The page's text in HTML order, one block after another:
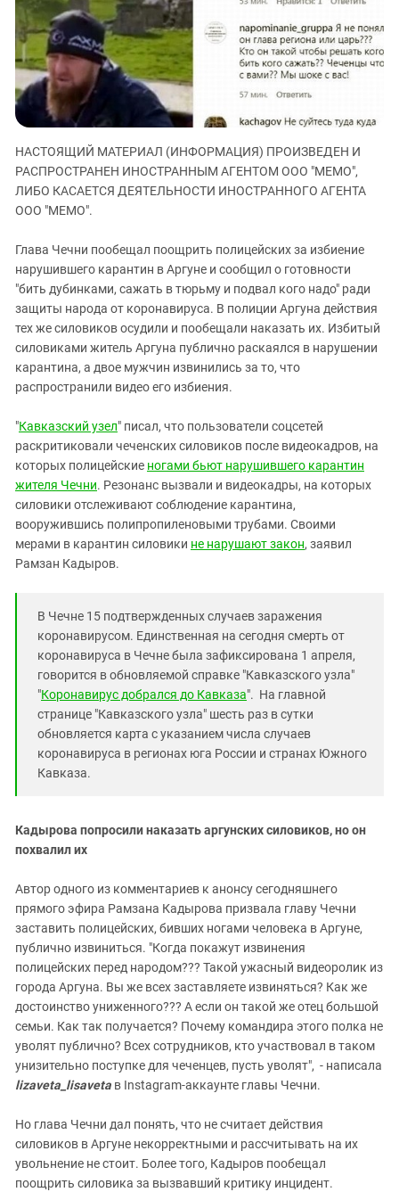
ЗАСТАВЛЯЕТ
КАВКАЗ ЗА ПАЛЕСТИНУ
ИНАКОМЫСЛИЕ В ЧЕЧНЕ
ПРЕСЛЕДОВАНИЕ АКТИВИСТОВ
МОБИЛИЗАЦИЯ И ПРОТЕСТЫ
Дагестан
Ингушетия
Кабардино-Балкария
Калмыкия
Карачаево-Черкесия
Краснодарский край
Российская Федерация
Северная Осетия - Алания
СКФО
Ставропольский край
Чечня
Южная Осетия
ЮФО
НАСТОЯЩИЙ МАТЕРИАЛ (ИНФОРМАЦИЯ) ПРОИЗВЕДЕН И
РАСПРОСТРАНЕН ИНОСТРАННЫМ АГЕНТОМ ООО "МЕМО",
ЛИБО КАСАЕТСЯ ДЕЯТЕЛЬНОСТИ ИНОСТРАННОГО АГЕНТА
ООО "МЕМО".
Глава Чечни пообещал поощрить полицейских за избиение
нарушившего карантин в Аргуне и сообщил о готовности
"бить дубинками, сажать в тюрьму и подвал кого надо" ради
защиты народа от коронавируса. В полиции Аргуна действия
тех же силовиков осудили и пообещали наказать их. Избитый
силовиками житель Аргуна публично раскаялся в нарушении
карантина, а двое мужчин извинились за то, что
распространили видео его избиения.
"Кавказский узел" писал, что пользователи соцсетей
раскритиковали чеченских силовиков после видеокадров, на
которых полицейские ногами бьют нарушившего карантин
жителя Чечни. Резонанс вызвали и видеокадры, на которых
силовики отслеживают соблюдение карантина,
вооружившись полипропиленовыми трубами. Своими
мерами в карантин силовики не нарушают закон, заявил
Рамзан Кадыров.
В Чечне 15 подтвержденных случаев заражения
коронавирусом. Единственная на сегодня смерть от
коронавируса в Чечне была зафиксирована 1 апреля,
говорится в обновляемой справке "Кавказского узла"
"Коронавирус добрался до Кавказа". На главной
странице "Кавказского узла" шесть раз в сутки
обновляется карта с указанием числа случаев
коронавируса в регионах юга России и странах Южного
Кавказа.
Кадырова попросили наказать аргунских силовиков, но он
похвалил их
Автор одного из комментариев к анонсу сегодняшнего
прямого эфира Рамзана Кадырова призвала главу Чечни
заставить полицейских, бивших ногами человека в Аргуне,
публично извиниться. "Когда покажут извинения
полицейских перед народом??? Такой ужасный видеоролик из
города Аргуна. Вы же всех заставляете извиняться? Как же
достоинство униженного??? А если он такой же отец большой
семьи. Как так получается? Почему командира этого полка не
уволят публично? Всех сотрудников, кто участвовал в таком
унизительно поступке для чеченцев, пусть уволят", - написала
lizaveta_lisaveta в Instagram-аккаунте главы Чечни.
Но глава Чечни дал понять, что не считает действия
силовиков в Аргуне некорректными и рассчитывать на их
увольнение не стоит. Более того, Кадыров пообещал
поощрить силовика за вызвавший критику инцидент.